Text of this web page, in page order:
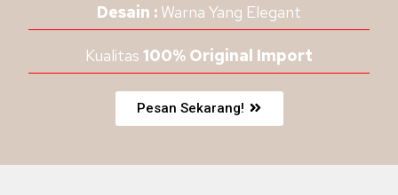
Desain : Warna Yang Elegant
Kualitas 100% Original Import
Pesan Sekarang!